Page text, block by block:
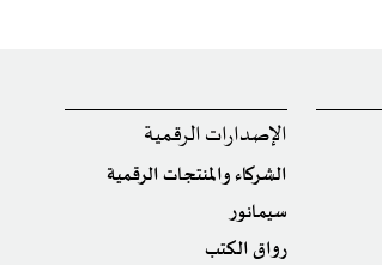
الإصدارات الرقمية
الشركاء والمنتجات الرقمية
سيمانور
رواق الكتب